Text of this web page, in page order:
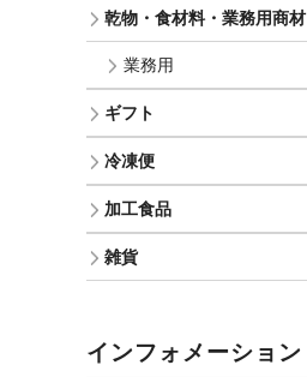
乾物・食材料・業務用商材
業務用
ギフト
冷凍便
加工食品
雑貨
インフォメーション